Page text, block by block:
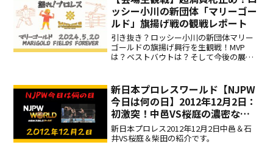
ッシー小川の新団体「マリーゴー
ルド」旗揚げ戦の観戦レポート
引き抜き？ロッシー小川の新団体マリー
ゴールドの旗揚げ興行を生観戦！MVP
は？ベストバウトは？そして今後の展望
新日本プロレスワールド【NJPW
今日は何の日】2012年12月2日：
初激突！中邑VS桜庭の濃密な前
哨戦！
新日本プロレス2012年12月2日中邑＆石
井VS桜庭＆柴田の紹介です。